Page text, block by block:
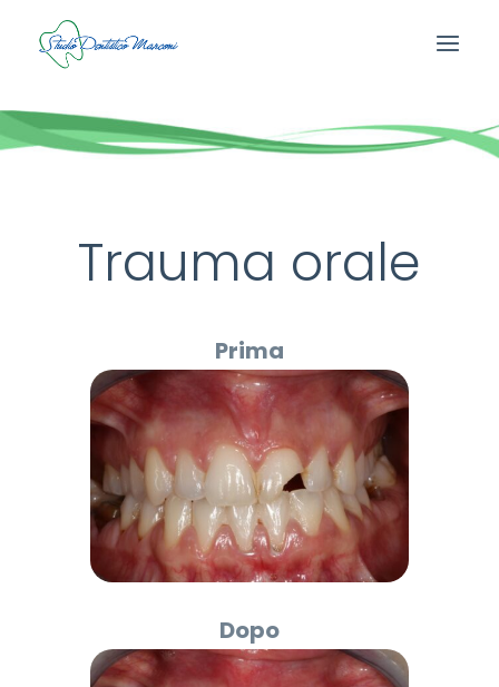
Trauma orale
Prima
Dopo